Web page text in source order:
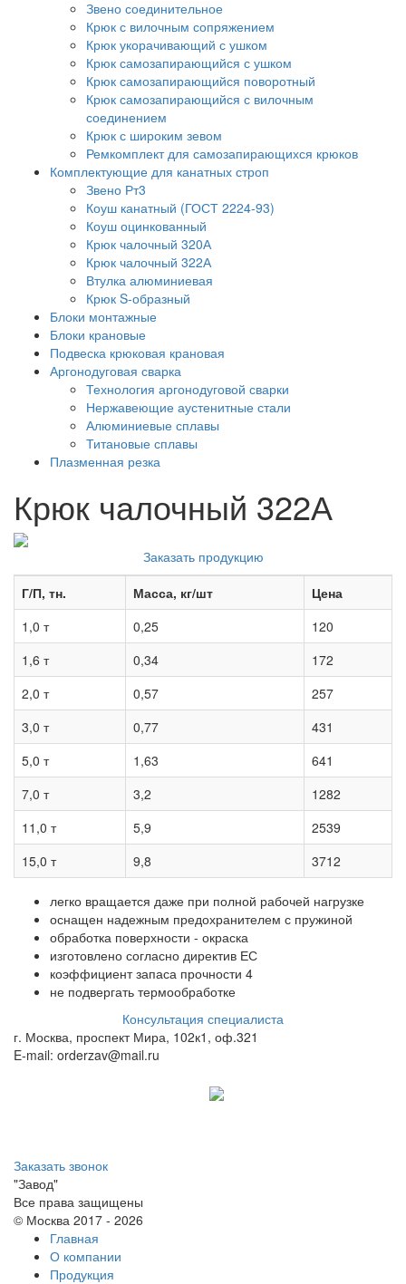
Звено соединительное
Крюк с вилочным сопряжением
Крюк укорачивающий с ушком
Крюк самозапирающийся с ушком
Крюк самозапирающийся поворотный
Крюк самозапирающийся с вилочным
соединением
Крюк с широким зевом
Ремкомплект для самозапирающихся крюков
Комплектующие для канатных строп
Звено Рт3
Коуш канатный (ГОСТ 2224-93)
Коуш оцинкованный
Крюк чалочный 320А
Крюк чалочный 322А
Втулка алюминиевая
Крюк S-образный
Блоки монтажные
Блоки крановые
Подвеска крюковая крановая
Аргонодуговая сварка
Технология аргонодуговой сварки
Нержавеющие аустенитные стали
Алюминиевые сплавы
Титановые сплавы
Плазменная резка
Крюк чалочный 322А
Заказать продукцию
Г/П, тн.
Масса, кг/шт
Цена
1,0 т
0,25
120
1,6 т
0,34
172
2,0 т
0,57
257
3,0 т
0,77
431
5,0 т
1,63
641
7,0 т
3,2
1282
11,0 т
5,9
2539
15,0 т
9,8 3712
легко вращается даже при полной рабочей нагрузке
оснащен надежным предохранителем с пружиной
обработка поверхности - окраска
изготовлено согласно директив ЕС
коэффициент запаса прочности 4
не подвергать термообработке
Консультация специалиста
г. Москва, проспект Мира, 102к1, оф.321
E-mail: orderzav@mail.ru
Заказать звонок
"Завод"
Все права защищены
© Москва 2017 - 2026
Главная
О компании
Продукция